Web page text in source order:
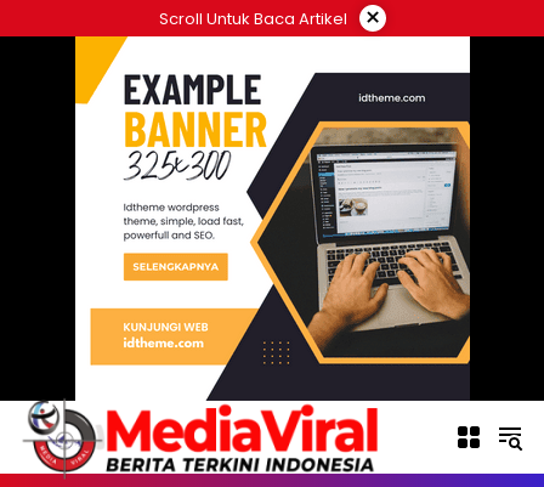
ke
Scroll Untuk Baca Artikel ×